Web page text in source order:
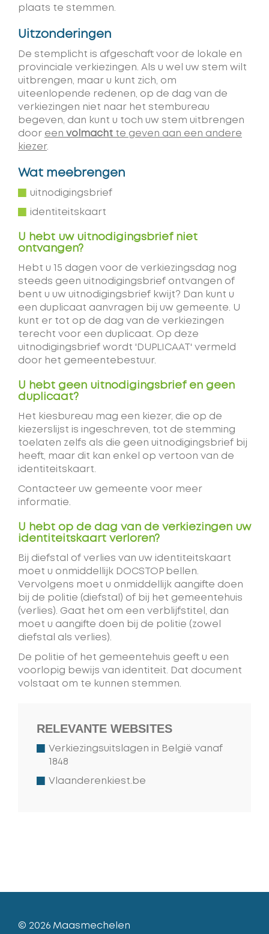
plaats te stemmen.
Uitzonderingen
De stemplicht is afgeschaft voor de lokale en
provinciale verkiezingen. Als u wel uw stem wilt
uitbrengen, maar u kunt zich, om
uiteenlopende redenen, op de dag van de
verkiezingen niet naar het stembureau
begeven, dan kunt u toch uw stem uitbrengen
door een volmacht te geven aan een andere
kiezer.
Wat meebrengen
uitnodigingsbrief
identiteitskaart
U hebt uw uitnodigingsbrief niet
ontvangen?
Hebt u 15 dagen voor de verkiezingsdag nog
steeds geen uitnodigingsbrief ontvangen of
bent u uw uitnodigingsbrief kwijt? Dan kunt u
een duplicaat aanvragen bij uw gemeente. U
kunt er tot op de dag van de verkiezingen
terecht voor een duplicaat. Op deze
uitnodigingsbrief wordt 'DUPLICAAT' vermeld
door het gemeentebestuur.
U hebt geen uitnodigingsbrief en geen
duplicaat?
Het kiesbureau mag een kiezer, die op de
kiezerslijst is ingeschreven, tot de stemming
toelaten zelfs als die geen uitnodigingsbrief bij
heeft, maar dit kan enkel op vertoon van de
identiteitskaart.
Contacteer uw gemeente voor meer
informatie.
U hebt op de dag van de verkiezingen uw
identiteitskaart verloren?
Bij diefstal of verlies van uw identiteitskaart
moet u onmiddellijk DOCSTOP bellen.
Vervolgens moet u onmiddellijk aangifte doen
bij de politie (diefstal) of bij het gemeentehuis
(verlies). Gaat het om een verblijfstitel, dan
moet u aangifte doen bij de politie (zowel
diefstal als verlies).
De politie of het gemeentehuis geeft u een
voorlopig bewijs van identiteit. Dat document
volstaat om te kunnen stemmen.
RELEVANTE WEBSITES
Verkiezingsuitslagen in België vanaf
1848
Vlaanderenkiest.be
© 2026 Maasmechelen